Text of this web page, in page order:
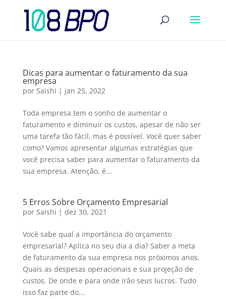
Dicas para aumentar o faturamento da sua
empresa
por Saishi | jan 25, 2022
Toda empresa tem o sonho de aumentar o
faturamento e diminuir os custos, apesar de não ser
uma tarefa tão fácil, mas é possível. Você quer saber
como? Vamos apresentar algumas estratégias que
você precisa saber para aumentar o faturamento da
sua empresa. Atenção, é...
5 Erros Sobre Orçamento Empresarial
por Saishi | dez 30, 2021
Você sabe qual a importância do orçamento
empresarial? Aplica no seu dia a dia? Saber a meta
de faturamento da sua empresa nos próximos anos.
Quais as despesas operacionais e sua projeção de
custos. De onde e para onde irão seus lucros. Tudo
isso faz parte do...